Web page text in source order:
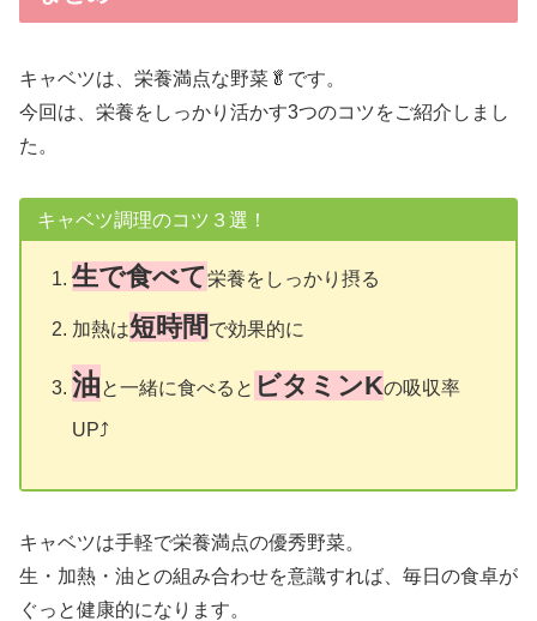
キャベツは、栄養満点な野菜🥬です。
今回は、栄養をしっかり活かす3つのコツをご紹介しまし
た。
キャベツ調理のコツ３選！
生で食べて栄養をしっかり摂る
加熱は短時間 で効果的に
油と一緒に食べると ビタミンKの吸収率
UP⤴️
キャベツは手軽で栄養満点の優秀野菜。
生・加熱・油との組み合わせを意識すれば、毎日の食卓が
ぐっと健康的になります。